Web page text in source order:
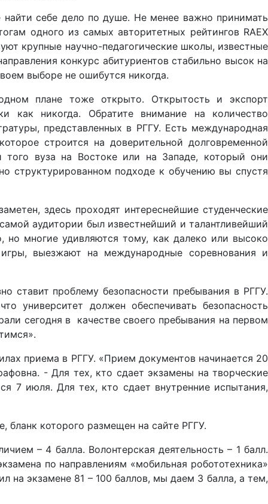
себе дело по душе. Не менее важно принимать
одного из самых авторитетных рейтингов RAEX
крупные научно-педагогические школы, известные
конкурс абитуриентов стабильно высок на
выборе не ошибутся никогда.
плане тоже открыто. Открытость и экспорт
как никогда. Обратите внимание на количество
представленных в РГГУ. Есть международная
строится на доверительной долговременной
вуза на Востоке или на Западе, который они
структурированном подходе к обучению вы спустя
здесь проходят интереснейшие студенческие
аудитории был известнейший и талантливейший
но многие удивляются тому, как далеко или высоко
выезжают на международные соревнования и
ставит проблему безопасности пребывания в РГГУ.
университет должен обеспечивать безопасность
сегодня в качестве своего пребывания на первом
приема в РГГУ. «Прием документов начинается 20
- Для тех, кто сдает экзамены на творческие
7 июля. Для тех, кто сдает внутренние испытания,
бланк которого размещен на сайте РГГУ.
– 4 балла. Волонтерская деятельность – 1 балл.
по направлениям «мобильная робототехника»
экзамене 81 – 100 баллов, мы даем 3 балла, а тем,